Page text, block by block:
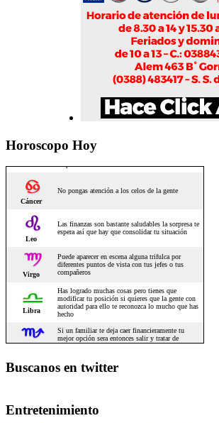
Horoscopo Hoy
Buscanos en twitter
Entretenimiento